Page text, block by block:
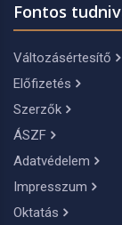
Fontos
Változásértesítő
Előfizetés
Szerzők
ÁSZF
Adatvédelem
Impresszum
Oktatás